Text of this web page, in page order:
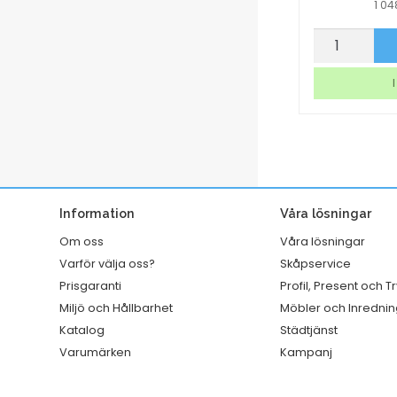
mängd
1
Torkrulle
mängd
Information
Om oss
Varför välja oss?
Prisgaranti
Miljö och Hållbarhet
Katalog
Varumärken
Våra lösningar
Våra lösningar
Skåpservice
Profil, Present och
Möbler och
Städtjänst
Kampanj